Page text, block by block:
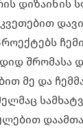
დიზაინის
შრომასა
მე და